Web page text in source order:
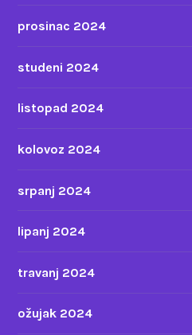
prosinac 2024
studeni 2024
listopad 2024
kolovoz 2024
srpanj 2024
lipanj 2024
travanj 2024
ožujak 2024